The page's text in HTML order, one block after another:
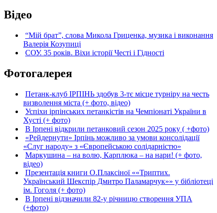
Відео
“Мій брат”, слова Микола Гриценка, музика і виконання
Валерія Козупиці
СОУ. 35 років. Віхи історії Честі і Гідності
Фотогалерея
Петанк-клуб ІРПІНЬ здобув 3-тє місце турніру на честь
визволення міста (+ фото, відео)
Успіхи ірпінських петанкістів на Чемпіонаті України в
Хусті (+ фото)
В Ірпені відкрили петанковий сезон 2025 року ( +фото)
«Рейдернути» Ірпінь можливо за умови консолідації
«Слуг народу» з «Європейською солідарністю»
Маркушина – на волю, Карплюка – на нари! (+ фото,
відео)
Презентація книги О.Плаксіної ««Триптих.
Український Шекспір Дмитро Паламарчук»» у бібліотеці
ім. Гоголя (+ фото)
В Ірпені відзначили 82-у річницю створення УПА
(+фото)